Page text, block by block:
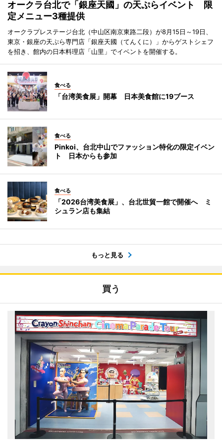
オークラ台北で「銀座天國」の天ぷらイベント 限
定メニュー3種提供
オークラプレステージ台北（中山区南京東路二段）が8月15日～19日、
東京・銀座の天ぷら専門店「銀座天國（てんくに）」からゲストシェフ
を招き、館内の日本料理店「山里」でイベントを開催する。
食べる
「台湾美食展」開幕 日本美食館に19ブース
食べる
Pinkoi、台北中山でファッション特化の限定イベン
ト 日本からも参加
食べる
「2026台湾美食展」、台北世貿一館で開催へ ミ
シュラン店も集結
もっと見る
買う